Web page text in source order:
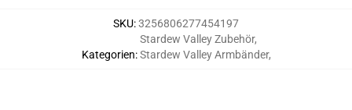
SKU:3256806277454197
Kategorien:
Stardew Valley Zubehör,
Stardew Valley Armbänder,